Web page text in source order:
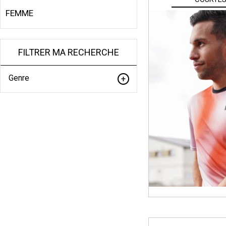
FEMME
FILTRER MA RECHERCHE
Genre